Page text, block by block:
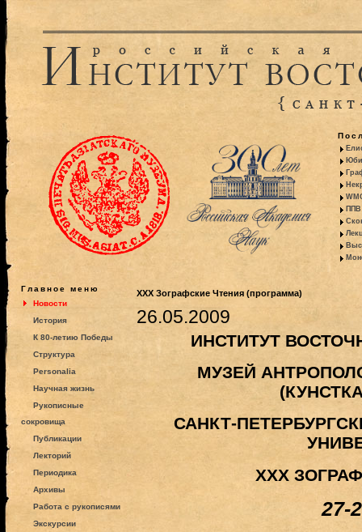
ППВ
Главное меню
Новости
История
К 80-летию Победы
Структура
Personalia
Научная жизнь
Рукописные
сокровища
Публикации
Лекторий
Периодика
Архивы
Работа с рукописями
Экскурсии
XXX Зографские Чтения (программа)
26.05.2009
ИНСТИТУТ
МУЗЕЙ
САНКТ-
XXX
27-